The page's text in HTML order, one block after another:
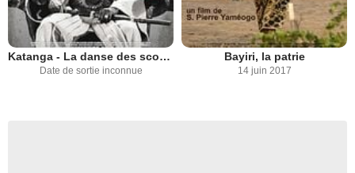
Katanga - La danse des scorpions
Date de sortie inconnue
Bayiri, la patrie
14 juin 2017